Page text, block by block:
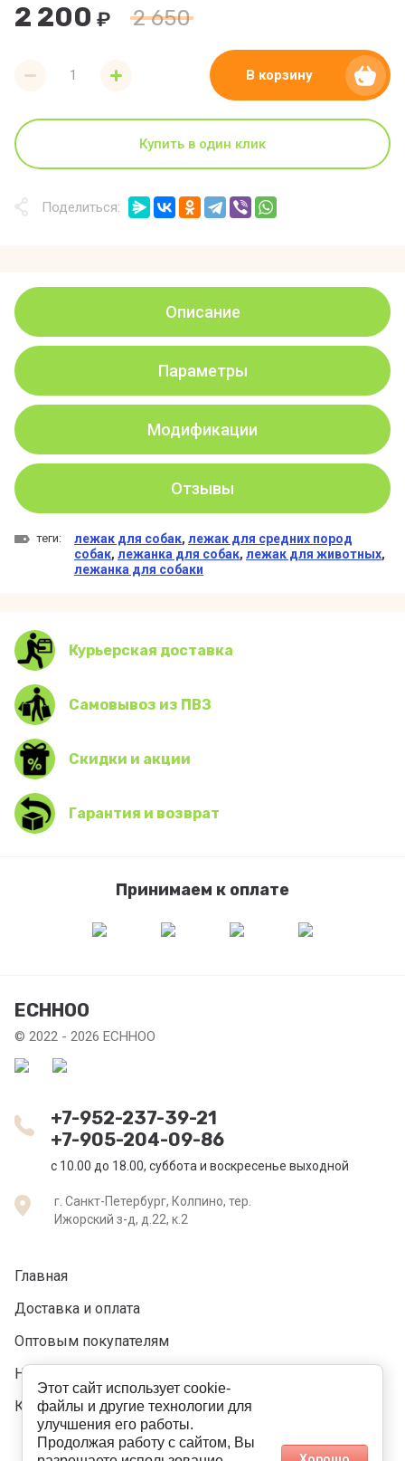
2 650
2 200 ₽
В корзину
Купить в один клик
Поделиться:
Описание
Параметры
Модификации
Отзывы
теги: лежак для собак, лежак для средних пород
собак, лежанка для собак, лежак для животных,
лежанка для собаки
Курьерская доставка
Самовывоз из ПВЗ
Скидки и акции
Гарантия и возврат
Принимаем к оплате
ECHHOO
© 2022 - 2026 ECHHOO
+7-952-237-39-21
+7-905-204-09-86
c 10.00 до 18.00, суббота и воскресенье выходной
г. Санкт-Петербург, Колпино, тер.
Ижорский з-д, д.22, к.2
Главная
Доставка и оплата
Оптовым покупателям
Напишите нам
Контакты
Этот сайт использует cookie-
файлы и другие технологии для
улучшения его работы.
Продолжая работу с сайтом, Вы